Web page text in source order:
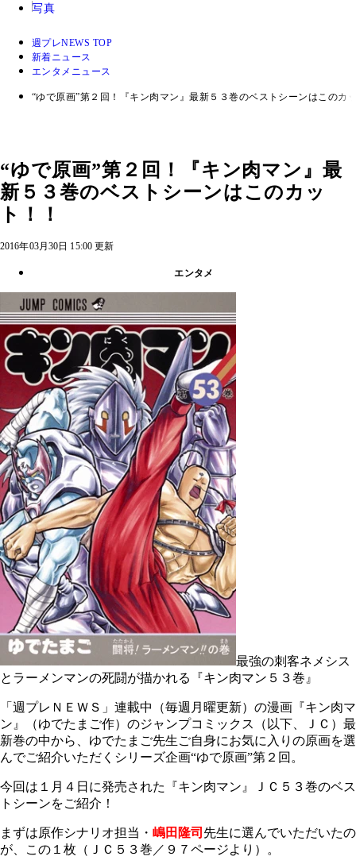
写真
週プレNEWS TOP
新着ニュース
エンタメニュース
“ゆで原画”第２回！『キン肉マン』最新５３巻のベストシーンはこのカ
“ゆで原画”第２回！『キン肉マン』最
新５３巻のベストシーンはこのカッ
ト！！
2016年03月30日 15:00 更新
エンタメ
最強の刺客ネメシス
とラーメンマンの死闘が描かれる『キン肉マン５３巻』
「週プレＮＥＷＳ」連載中（毎週月曜更新）の漫画『キン肉マ
ン』（ゆでたまご作）のジャンプコミックス（以下、ＪＣ）最
新巻の中から、ゆでたまご先生ご自身にお気に入りの原画を選
んでご紹介いただくシリーズ企画“ゆで原画”第２回。
今回は１月４日に発売された『キン肉マン』ＪＣ５３巻のベス
トシーンをご紹介！
まずは原作シナリオ担当・ 嶋田隆司 先生に選んでいただいたの
が、この１枚（ＪＣ５３巻／９７ページより）。